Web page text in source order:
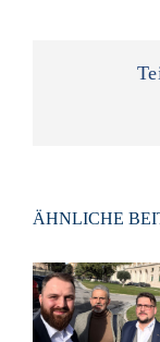
ÄHNLICHE
✈️ Erfolgreicher